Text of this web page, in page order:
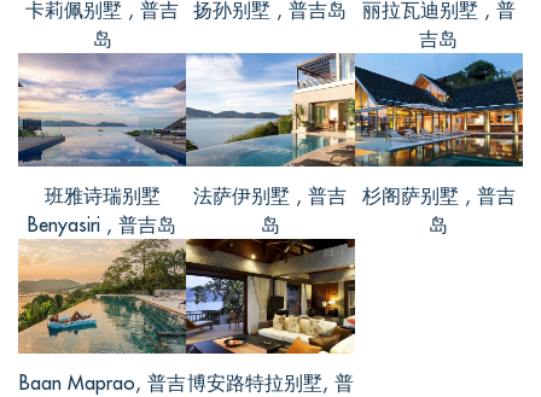
子杰, from China
评价 Aug 29 2016
别墅很美，日落日出也很美，无边泳池，
沙滩的沙很绵，很适合小朋友推沙。度假
就该是这样，随心自在，玩的嗨，在这别
墅玩的开心！来之前就计划着来顿海鲜
BBQ，果然厨师的厨艺太棒了。这边的沙
滩非常大，而且是白色的，很美，远看像
是一幅仙境画。
卡莉佩别墅 , 普吉
岛
扬孙别墅 , 普吉岛
丽拉瓦迪别墅 , 普
吉岛
班雅诗瑞别墅
Benyasiri , 普吉岛
法萨伊别墅 , 普吉
岛
杉阁萨别墅 , 普吉
岛
Baan Maprao, 普吉博安路特拉别墅, 普